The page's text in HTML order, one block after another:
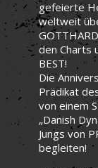
gefeierte
weltweit
den Charts
BEST!
Die
Prädikat
von einem
„Danish
Jungs von
begleiten!